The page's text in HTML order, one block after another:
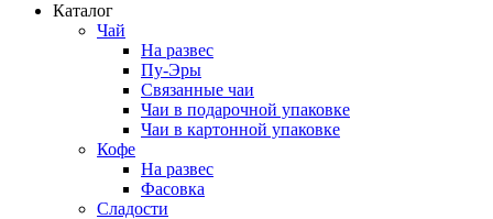
Каталог
Чай
На развес
Пу-Эры
Связанные чаи
Чаи в подарочной упаковке
Чаи в картонной упаковке
Кофе
На развес
Фасовка
Сладости